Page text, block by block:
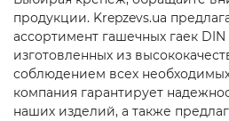
продукции. Krepzevs.ua
ассортимент гашечных гаек DIN
изготовленных из
соблюдением всех
компания гарантирует
наших изделий, а также